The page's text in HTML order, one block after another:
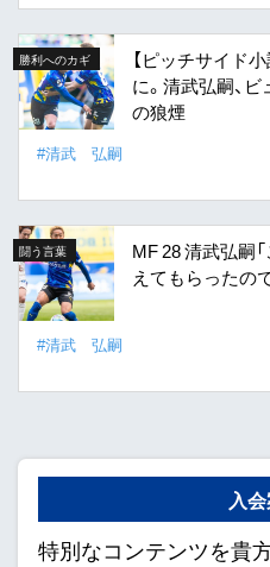
勝利へのカギ
【ピッチサイド
に。清武弘嗣、
の狼煙
#清武 弘嗣
闘う言葉
MF 28 清武弘嗣
えてもらったので
#清武 弘嗣
入
特別なコンテンツを貴